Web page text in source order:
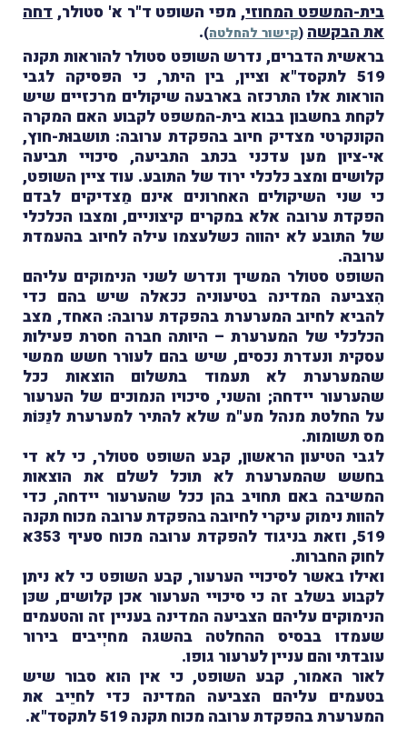
בית-המשפט המחוזי, מפי השופט ד"ר א' סטולר, דחה
את הבקשה(קישור להחלטה)
.
בראשית הדברים, נדרש השופט סטולר להוראות תקנה
519 לתקסד"א וציין, בין היתר, כי
הפּסיקה לגבי
הוראות אלו התרכזה בארבעה שיקולים מרכזיים שיש
לקחת בחשבון בבוא בית-המשפט לקבוע האם המקרה
הקונקרטי מצדיק חיוב בהפקדת ערובה: תושבוּת-חוץ,
אי-ציון מען עדכני בכתב התביעה, סיכויי תביעה
קלושים ומצב כלכלי ירוד של התובע. עוד ציין השופט,
כי שני השיקולים האחרונים אינם מַצדיקים לבדם
הפקדת ערובה אלא במקרים קיצוניים, ומצבו הכלכלי
של התובע לא יהווה כשלעצמו עילה לחיוב בהעמדת
ערובה.
השופט סטולר המשיך ונדרש לשני הנימוקים עליהם
הִצביעה המדינה בטיעוניה ככאלה שיש בהם כדי
להביא לחיוב המערערת בהפקדת ערובה: האחד, מצב
הכלכלי של המערערת – היותה חברה חסרת פעילות
עסקית ונעדרת נכסים, שיש בהם לעורר חשש ממשי
שהמערערת לא תעמוד בתשלום הוצאות ככל
שהערעור יידחה; והשני, סיכויו הנמוכים של הערעור
על החלטת מנהל מע"מ שלא להתיר למערערת לנַכּוֹת
מס תשומות.
לגבי הטיעון הראשון, קבע השופט סטולר, כי לא די
בחשש שהמערערת לא תוכל לשלם את הוצאות
המשיבה באם תחויב בהן ככל שהערעור יידחה, כדי
להוות נימוק עיקרי לחיובה בהפקדת ערובה מכוח תקנה
519, וזאת בניגוד להפקדת ערובה מכוח סעיף 353א
לחוק החברות.
ואילו באשר לסיכויי הערעור, קבע השופט כי לא ניתן
לקבוע בשלב זה כי סיכויי הערעור אכן קלושים, שכּן
הנימוקים עליהם הצביעה המדינה בעניין זה והטעמים
שעמדו בבסיס ההחלטה בהשגה מחיְיבים בירור
עובדתי והם עניין לערעור גופו.
לאור האמור, קבע השופט, כי אין הוא סבור שיש
בטעמים עליהם הצביעה המדינה כדי לחיֵיב את
המערערת בהפקדת ערובה מכוח תקנה 519 לתקסד"א.